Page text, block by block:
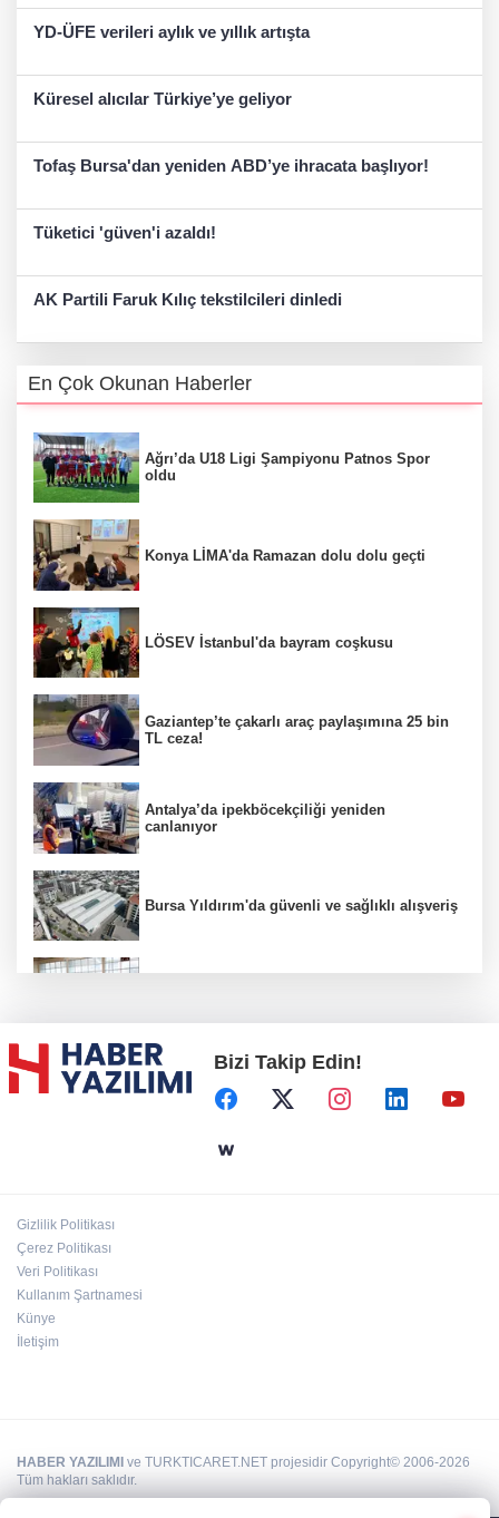
YD-ÜFE verileri aylık ve yıllık artışta
Küresel alıcılar Türkiye’ye geliyor
Tofaş Bursa'dan yeniden ABD’ye ihracata başlıyor!
Tüketici 'güven'i azaldı!
AK Partili Faruk Kılıç tekstilcileri dinledi
En Çok Okunan Haberler
Ağrı’da U18 Ligi Şampiyonu Patnos Spor
oldu
Konya LİMA'da Ramazan dolu dolu geçti
LÖSEV İstanbul'da bayram coşkusu
Gaziantep’te çakarlı araç paylaşımına 25 bin
TL ceza!
Antalya’da ipekböcekçiliği yeniden
canlanıyor
Bursa Yıldırım'da güvenli ve sağlıklı alışveriş
Başkent'in göletlerinde temizlik ve bakım
sürüyor
Bizi Takip Edin!
Gizlilik Politikası
Çerez Politikası
Veri Politikası
Kullanım Şartnamesi
Künye
İletişim
HABER YAZILIMI ve TURKTICARET.NET projesidir Copyright© 2006-2026
Tüm hakları saklıdır.